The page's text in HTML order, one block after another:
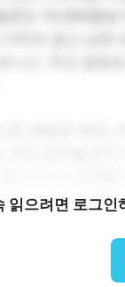
균인 10,000명
" 수동적인 형
른 방향으로
증가했습니
읽으려면 로그인